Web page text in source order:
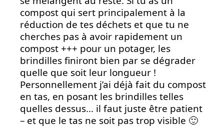
compost qui sert principalement à la
réduction de tes déchets et que tu ne
cherches pas à avoir rapidement un
compost +++ pour un potager, les
brindilles finiront bien par se dégrader
quelle que soit leur longueur !
Personnellement j’ai déjà fait du compost
en tas, en posant les brindilles telles
quelles dessus… il faut juste être patient
– et que le tas ne soit pas trop visible 🙂